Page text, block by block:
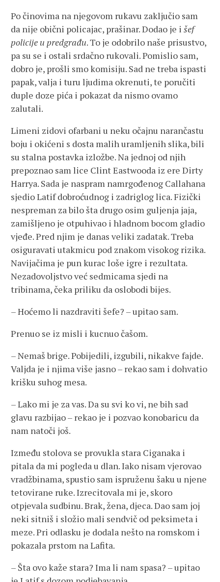
Po činovima na njegovom rukavu zaključio sam
da nije obični policajac, prašinar. Dodao je išef
policije u predgrađu. To je odobrilo naše prisustvo,
pa su se i ostali srdačno rukovali. Pomislio sam,
dobro je, prošli smo komisiju. Sad ne treba ispasti
papak, valja i turu ljudima okrenuti, te poručiti
duple doze pića i pokazat da nismo ovamo
zalutali.
Limeni zidovi ofarbani u neku očajnu narančastu
boju i okićeni s dosta malih uramljenih slika, bili
su stalna postavka izložbe. Na jednoj od njih
prepoznao sam lice Clint Eastwooda iz ere Dirty
Harrya. Sada je naspram namrgođenog Callahana
sjedio Latif dobroćudnog i zadriglog lica. Fizički
nespreman za bilo šta drugo osim guljenja jaja,
zamišljeno je otpuhivao i hladnom bocom gladio
vjeđe. Pred njim je danas veliki zadatak. Treba
osiguravati utakmicu pod znakom visokog rizika.
Navijačima je pun kurac loše igre i rezultata.
Nezadovoljstvo već sedmicama sjedi na
tribinama, čeka priliku da oslobodi bijes.
– Hoćemo li nazdraviti šefe? – upitao sam.
Prenuo se iz misli i kucnuo čašom.
– Nemaš brige. Pobijedili, izgubili, nikakve fajde.
Valjda je i njima više jasno – rekao sam i dohvatio
krišku suhog mesa.
– Lako mi je za vas. Da su svi ko vi, ne bih sad
glavu razbijao – rekao je i pozvao konobaricu da
nam natoči još.
Između stolova se provukla stara Ciganaka i
pitala da mi pogleda u dlan. Iako nisam vjerovao
vradžbinama, spustio sam ispruženu šaku u njene
tetovirane ruke. Izrecitovala mi je, skoro
otpjevala sudbinu. Brak, žena, djeca. Dao sam joj
neki sitniš i složio mali sendvič od peksimeta i
meze. Pri odlasku je dodala nešto na romskom i
pokazala prstom na Lafita.
– Šta ovo kaže stara? Ima li nam spasa? – upitao